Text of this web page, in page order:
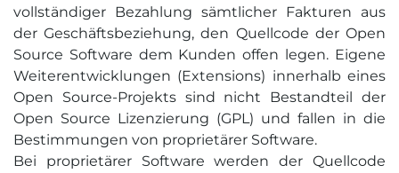
vollständiger Bezahlung sämtlicher Fakturen aus
der Geschäftsbeziehung, den Quellcode der Open
Source Software dem Kunden offen legen. Eigene
Weiterentwicklungen (Extensions) innerhalb eines
Open Source-Projekts sind nicht Bestandteil der
Open Source Lizenzierung (GPL) und fallen in die
Bestimmungen von proprietärer Software.
Bei proprietärer Software werden der Quellcode